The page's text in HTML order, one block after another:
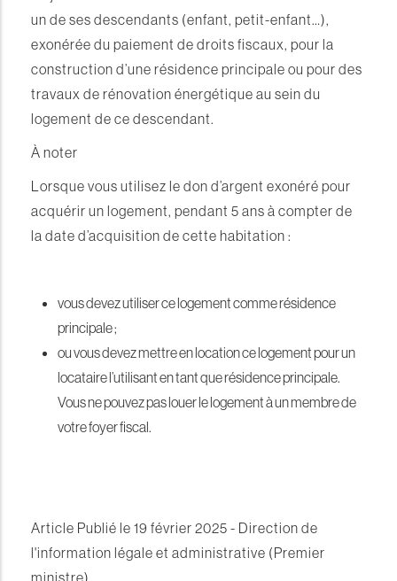
un de ses descendants (enfant, petit-enfant…),
exonérée du paiement de droits fiscaux, pour la
construction d’une résidence principale ou pour des
travaux de rénovation énergétique au sein du
logement de ce descendant.
À noter
Lorsque vous utilisez le don d’argent exonéré pour
acquérir un logement, pendant 5 ans à compter de
la date d’acquisition de cette habitation :
vous devez utiliser ce logement comme résidence
principale ;
ou vous devez mettre en location ce logement pour un
locataire l’utilisant en tant que résidence principale.
Vous ne pouvez pas louer le logement à un membre de
votre foyer fiscal.
Article Publié le 19 février 2025 - Direction de
l'information légale et administrative (Premier